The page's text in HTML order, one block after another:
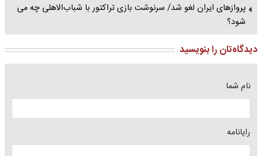
پروازهای ایران لغو شد/ سرنوشت بازی تراکتور با شباب‌الاهلی چه می
شود؟
دیدگاه‌تان را بنویسید
نام شما
رایانامه